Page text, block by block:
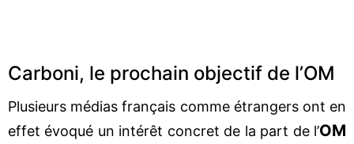
Carboni, le prochain objectif de l’OM
Plusieurs médias français comme étrangers ont en
effet évoqué un intérêt concret de la part de l’OM